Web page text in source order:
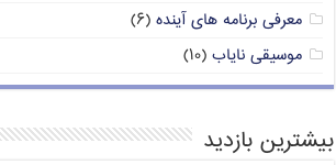
معرفی برنامه های آینده (۶)
موسیقی نایاب (۱۰)
بیشترین بازدید